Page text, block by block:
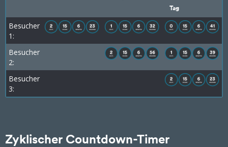
Tag
Besucher
1:
Besucher
2:
Besucher
3:
Zyklischer Countdown-Timer